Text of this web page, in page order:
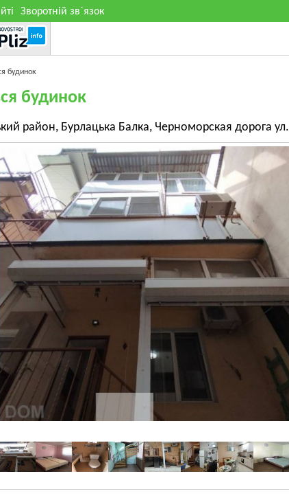
Зворотній зв`язок
будинок
будинок
район, Бурлацька Балка, Черноморская дорога ул.